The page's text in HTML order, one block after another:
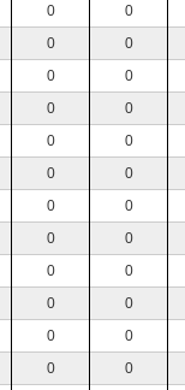
0
0
0
0
0
0
0
0
0
0
0
0
0
0
0
0
0
0
0
0
0
0
0
0